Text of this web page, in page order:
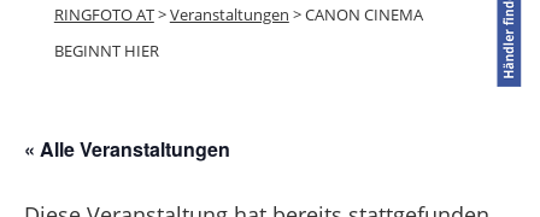
RINGFOTO AT>Veranstaltungen >CANON CINEMA
BEGINNT HIER
« Alle Veranstaltungen